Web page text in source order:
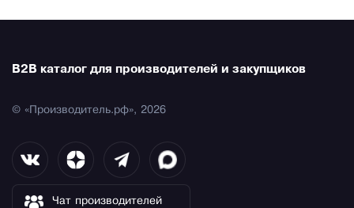
B2B каталог для производителей и закупщиков
© «Производитель.рф», 2026
Чат производителей